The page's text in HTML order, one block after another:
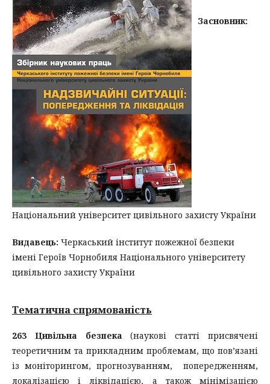
Засновник:
Національний університет цивільного захисту України
Видавець: Черкаський інститут пожежної безпеки
імені Героїв Чорнобиля Національного університету
цивільного захисту України
Тематична спрямованість
263 Цивільна безпека (наукові статті присвячені
теоретичним та прикладним проблемам, що пов’язані
із моніторингом, прогнозуванням, попередженням,
локалізацією і ліквідацією, а також мінімізацією